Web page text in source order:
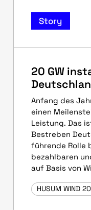
Story
20 GW
Anfang des
einen
Leistung. Das
Bestreben
führende Rolle
bezahlbaren
auf Basis von
HUSUM WIND